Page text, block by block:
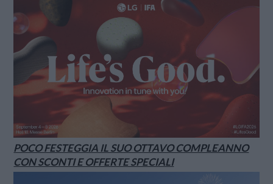
POCO FESTEGGIA IL SUO OTTAVO COMPLEANNO
CON SCONTI E OFFERTE SPECIALI